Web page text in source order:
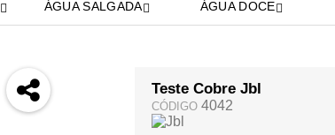
ÁGUA SALGADA ÁGUA DOCE
Teste Cobre Jbl
CÓDIGO 4042